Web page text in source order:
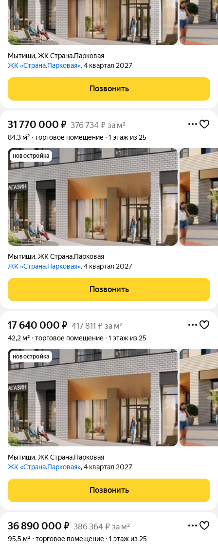
Мытищи,ЖК Страна.Парковая
ЖК «Страна.Парковая», 4 квартал 2027
Позвонить
31 770 000 ₽ 376 734 ₽ за м²
84,3 м² торговое помещение 1 этаж из 25
новостройка
Мытищи,ЖК Страна.Парковая
ЖК «Страна.Парковая», 4 квартал 2027
Позвонить
17 640 000 ₽ 417 811 ₽ за м²
42,2 м² торговое помещение 1 этаж из 25
новостройка
Мытищи,ЖК Страна.Парковая
ЖК «Страна.Парковая», 4 квартал 2027
Позвонить
36 890 000 ₽ 386 364 ₽ за м²
95,5 м² торговое помещение 1 этаж из 25